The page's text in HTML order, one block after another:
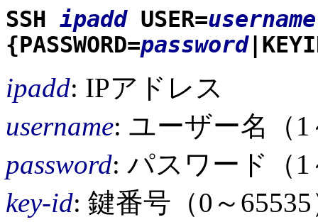
SSH ipaddUSER=username
{PASSWORD=password
ipadd: IPアドレス
username: ユーザー名（
password: パスワード（
key-id: 鍵番号（0～